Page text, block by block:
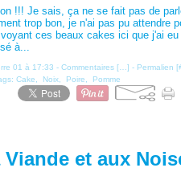
!!! Je sais, ça ne se fait pas de
trop bon, je n'ai pas pu attendre
ces beaux cakes ici que j'ai
à...
01 à 17:33 - Commentaires [ ] - Permalien [
Cake Noix Poire Pomme
et aux